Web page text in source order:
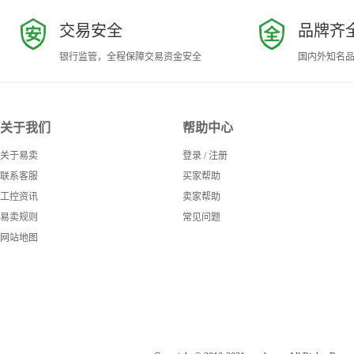
交易安全
银行监管，全程保障交易资金安全
品牌齐
国内外知名
关于我们
关于易卖
联系客服
工控资讯
易卖规则
网站地图
帮助中心
登录 / 注册
买家帮助
卖家帮助
常见问题